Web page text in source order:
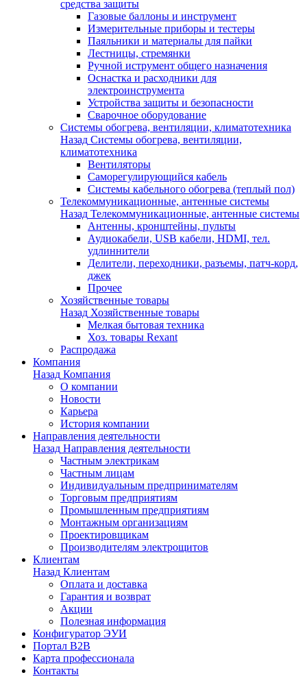
средства защиты
Газовые баллоны и инструмент
Измерительные приборы и тестеры
Паяльники и материалы для пайки
Лестницы, стремянки
Ручной иструмент общего назначения
Оснастка и расходники для
электроинструмента
Устройства защиты и безопасности
Сварочное оборудование
Системы обогрева, вентиляции, климатотехника
Назад Системы обогрева, вентиляции,
климатотехника
Вентиляторы
Саморегулирующийся кабель
Системы кабельного обогрева (теплый пол)
Телекоммуникационные, антенные системы
Назад Телекоммуникационные, антенные системы
Антенны, кронштейны, пульты
Аудиокабели, USB кабели, HDMI, тел.
удлиннители
Делители, переходники, разъемы, патч-корд,
джек
Прочее
Хозяйственные товары
Назад Хозяйственные товары
Мелкая бытовая техника
Хоз. товары Rexant
Распродажа
Компания
Назад Компания
О компании
Новости
Карьера
История компании
Направления деятельности
Назад Направления деятельности
Частным электрикам
Частным лицам
Индивидуальным предпринимателям
Торговым предприятиям
Промышленным предприятиям
Монтажным организациям
Проектировщикам
Производителям электрощитов
Клиентам
Назад Клиентам
Оплата и доставка
Гарантия и возврат
Акции
Полезная информация
Конфигуратор ЭУИ
Портал B2B
Карта профессионала
Контакты